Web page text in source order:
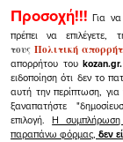
Προσοχή!!! Για
πρέπει να επιλέγετε,
τουςΠολιτική
απορρήτου τουkozan.gr.
ειδοποίηση ότι δεν το
αυτή την περίπτωση,
ξαναπατήστε
επιλογή.Η συμπλήρωση
παραπάνω φόρμας, δεν